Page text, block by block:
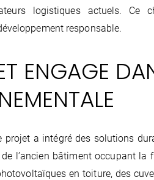
logistiques actuels. Ce
responsable.
ENGAGE
projet a intégré des solutions
l’ancien bâtiment occupant la
en toiture, des